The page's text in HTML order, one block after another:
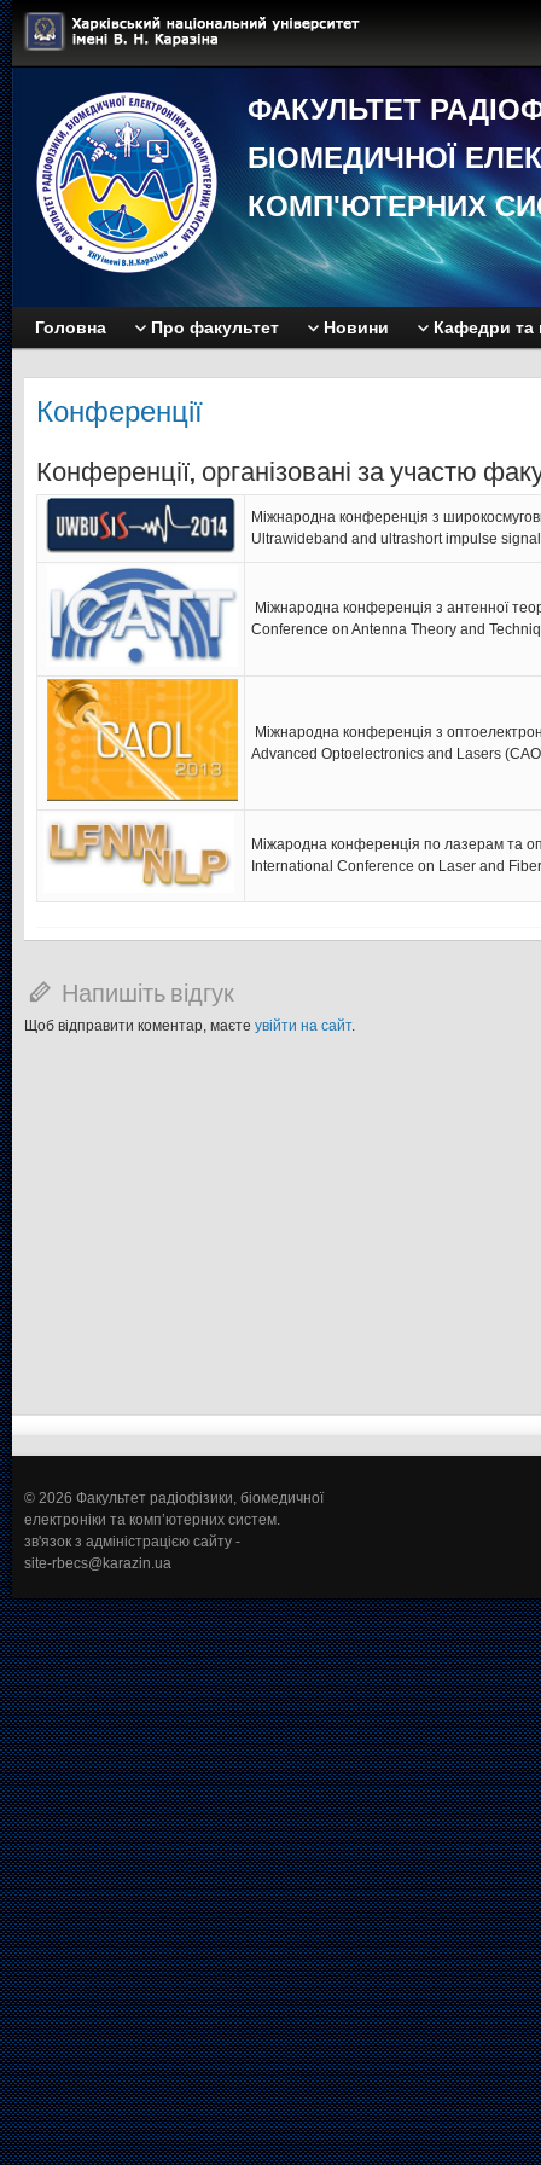
ФАКУЛЬТЕТ
БIОМЕДИЧНОЇ
КОМП'ЮТЕРНИХ
Головна Про факультет Новини Кафедри та
Конференції
Конференції, організовані за участю
Міжнародна конференція з
Ultrawideband and ultrashort impulse
Міжнародна конференція з антенної
Conference on Antenna Theory and
Міжнародна конференція з
Advanced Optoelectronics and Lasers
Міжародна конференція по лазерам та
International Conference on Laser and
Напишіть відгук
Щоб відправити коментар, маєте увійти на сайт.
© 2026 Факультет радіофізики, біомедичної
електроніки та комп’ютерних систем.
зв'язок з адміністрацією сайту -
site-rbecs@karazin.ua